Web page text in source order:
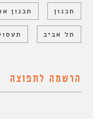
תכנון תכנון
תל אביב
הרשמה לתפוצה